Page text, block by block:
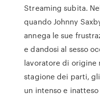
Streaming subita.
quando Johnny
annega le sue
e dandosi al sesso
lavoratore di origine
stagione dei parti,
un intenso e